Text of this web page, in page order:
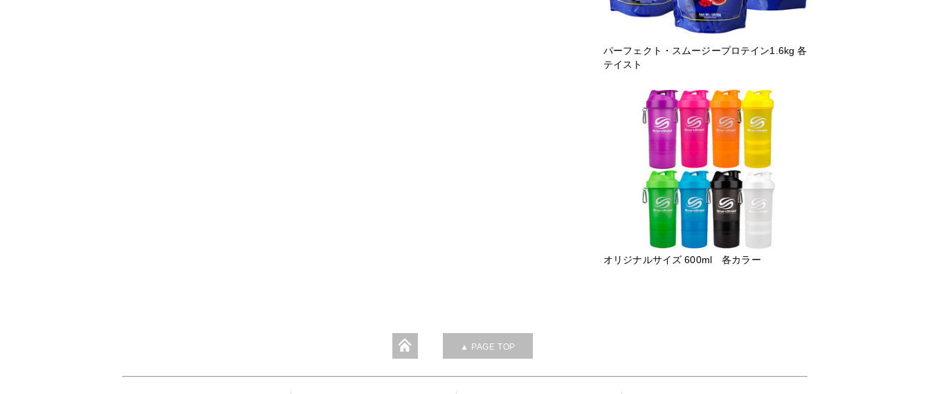
パーフェクト・スムージープロテイン1.6kg 各
テイスト
オリジナルサイズ 600ml 各カラー
▲ PAGE TOP